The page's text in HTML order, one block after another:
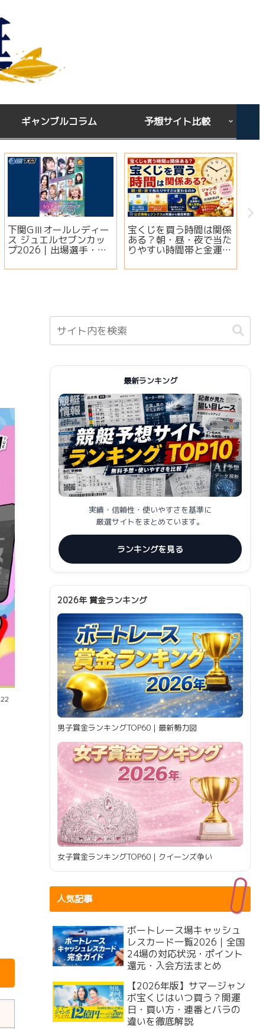
ギャンブルコラム 予想サイト比較
下関GⅢオールレディー
ス ジュエルセブンカッ
プ2026｜出場選手・注
報まとめ
宝くじを買う時間は関係
ある？朝・昼・夜で当た
りやすい時間帯と金運ジ
最新ランキング
実績・信頼性・使いやすさを基準に
厳選サイトをまとめています。
ランキングを見る
2026年 賞金ランキング
男子賞金ランキングTOP60｜最新勢力図
女子賞金ランキングTOP60｜クイーンズ争い
人気記事
ボートレース場キャッシュ
レスカード一覧2026｜全国
24場の対応状況・ポイント
還元・入会方法まとめ
【2026年版】サマージャン
ボ宝くじはいつ買う？開運
日・買い方・連番とバラの
違いを徹底解説